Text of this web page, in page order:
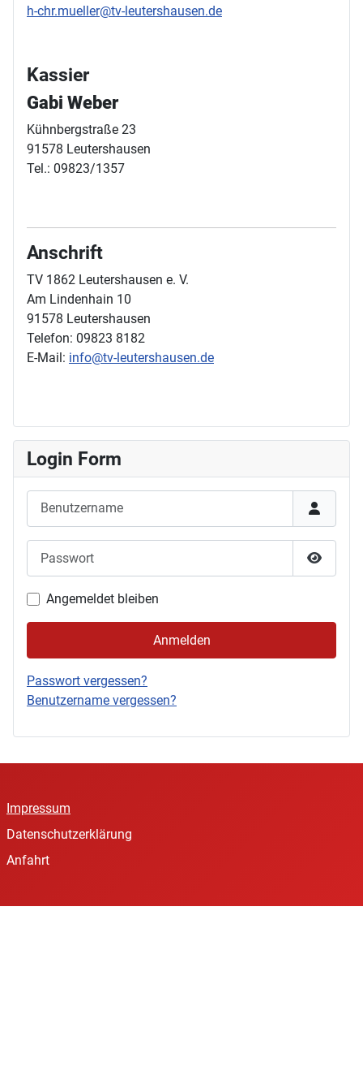
h-chr.mueller@tv-leutershausen.de
Kassier
Gabi Weber
Kühnbergstraße 23
91578 Leutershausen
Tel.: 09823/1357
Anschrift
TV 1862 Leutershausen e. V.
Am Lindenhain 10
91578 Leutershausen
Telefon: 09823 8182
E-Mail: info@tv-leutershausen.de
Login Form
Benutzername
Angemeldet bleiben
Anmelden
Passwort vergessen?
Benutzername vergessen?
Impressum
Datenschutzerklärung
Anfahrt